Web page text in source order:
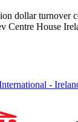
dollar turnover
Centre House
-